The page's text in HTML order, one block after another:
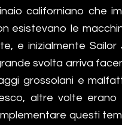
californiano che
esistevano le
e inizialmente Sailor
svolta arriva
grossolani e
altre volte erano
questi